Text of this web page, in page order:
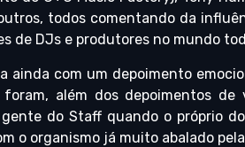
todos comentando da
de DJs e produtores no mundo
ainda com um depoimento
além dos depoimentos de
do Staff quando o próprio
o organismo já muito abalado